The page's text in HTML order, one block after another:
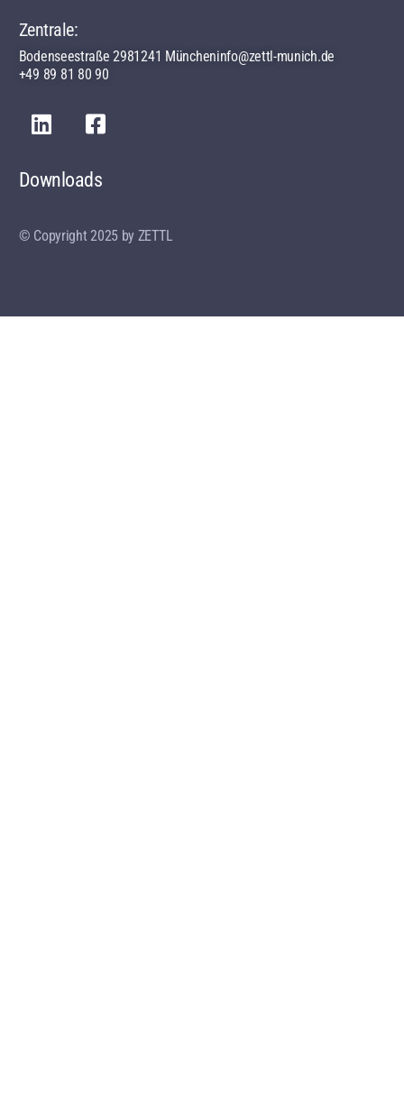
Zentrale:
Bodenseestraße 2981241 Müncheninfo@zettl-munich.de
+49 89 81 80 90
Downloads
© Copyright 2025 by ZETTL